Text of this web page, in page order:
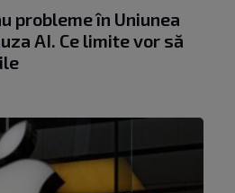
probleme în Uniunea
AI. Ce limite vor să